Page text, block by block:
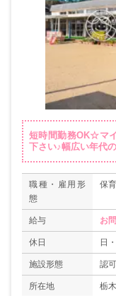
短時間勤務OK☆マ
下さい♪幅広い年代
職種・雇用形
態
保
給与 お
休日 日
施設形態 認
所在地 栃